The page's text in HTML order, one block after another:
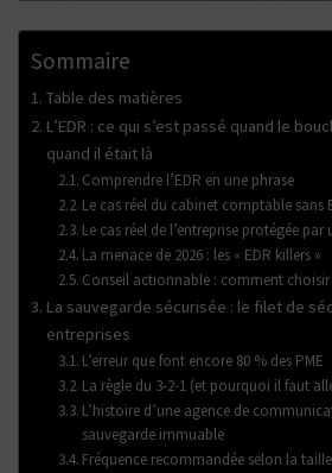
Sommaire
Table des matières
L’EDR : ce qui s’est passé quand le
quand il était là
Comprendre l’EDR en une phrase
Le cas réel du cabinet comptable sans
Le cas réel de l’entreprise protégée par
La menace de 2026 : les « EDR killers »
Conseil actionnable : comment choisir
La sauvegarde sécurisée : le filet de
entreprises
L’erreur que font encore 80 % des PME
La règle du 3-2-1 (et pourquoi il faut
L’histoire d’une agence de
sauvegarde immuable
Fréquence recommandée selon la